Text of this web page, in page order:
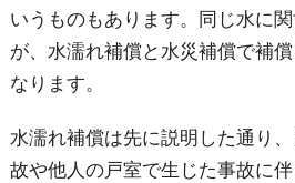
いうものもあります。同じ水に
が、水濡れ補償と水災補償で補
なります。
水濡れ補償は先に説明した通り
故や他人の戸室で生じた事故に